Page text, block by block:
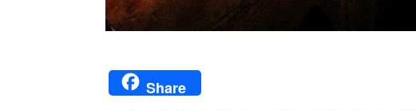
Share